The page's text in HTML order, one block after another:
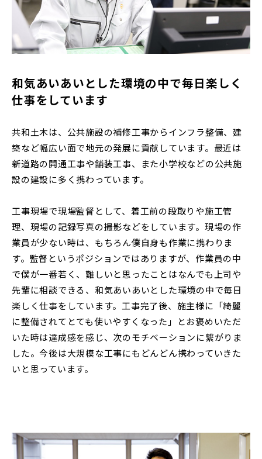
和気あいあいとした環境の中で毎日楽しく
仕事をしています
共和土木は、公共施設の補修工事からインフラ整備、建
築など幅広い面で地元の発展に貢献しています。最近は
新道路の開通工事や舗装工事、また小学校などの公共施
設の建設に多く携わっています。
工事現場で現場監督として、着工前の段取りや施工管
理、現場の記録写真の撮影などをしています。現場の作
業員が少ない時は、もちろん僕自身も作業に携わりま
す。監督というポジションではありますが、作業員の中
で僕が一番若く、難しいと思ったことはなんでも上司や
先輩に相談できる、和気あいあいとした環境の中で毎日
楽しく仕事をしています。工事完了後、施主様に「綺麗
に整備されてとても使いやすくなった」とお褒めいただ
いた時は達成感を感じ、次のモチベーションに繋がりま
した。今後は大規模な工事にもどんどん携わっていきた
いと思っています。